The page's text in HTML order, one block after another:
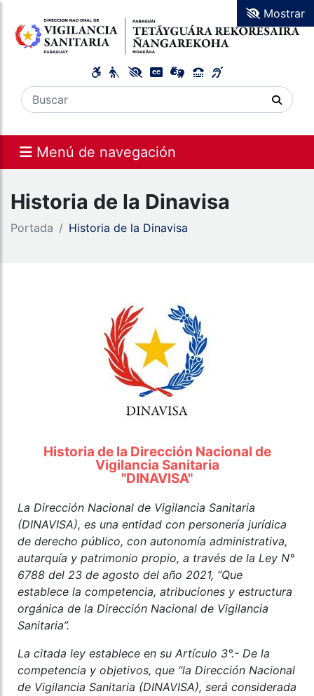
Menú de navegación
Mostrar
Historia de la Dinavisa
Portada Historia de la Dinavisa
Historia de la Dirección Nacional de
Vigilancia Sanitaria
"DINAVISA"
La Dirección Nacional de Vigilancia Sanitaria
(DINAVISA), es una entidad con personería jurídica
de derecho público, con autonomía administrativa,
autarquía y patrimonio propio, a través de la Ley N°
6788 del 23 de agosto del año 2021, “Que
establece la competencia, atribuciones y estructura
orgánica de la Dirección Nacional de Vigilancia
Sanitaria”.
La citada ley establece en su Artículo 3°.- De la
competencia y objetivos, que “la Dirección Nacional
de Vigilancia Sanitaria (DINAVISA), será considerada